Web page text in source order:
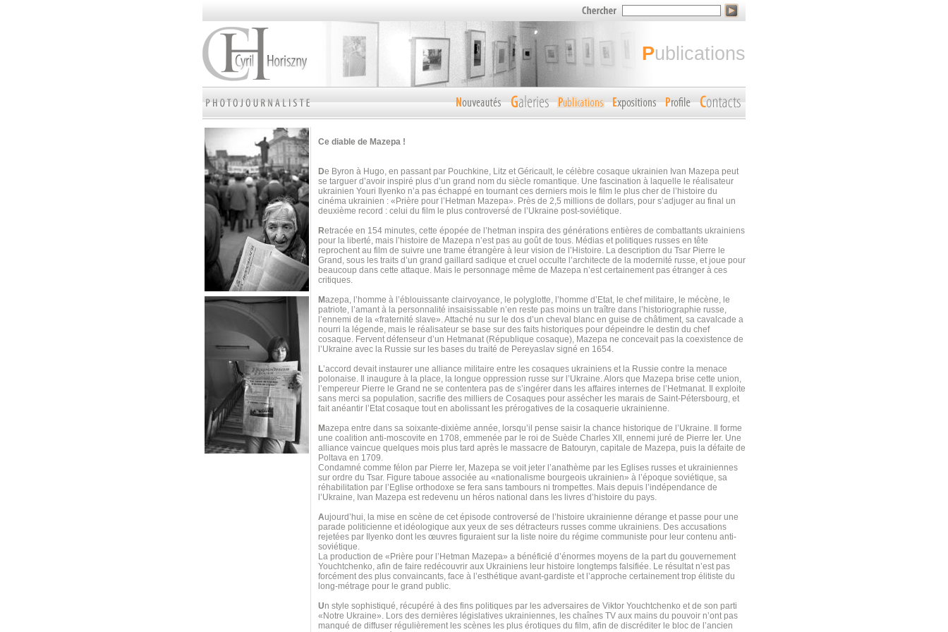
publications
Ce diable de Mazepa !
De Byron à Hugo, en passant par Pouchkine, Litz et Géricault, le célèbre cosaque ukrainien Ivan Mazepa peut
se targuer d’avoir inspiré plus d’un grand nom du siècle romantique. Une fascination à laquelle le réalisateur
ukrainien Youri Ilyenko n’a pas échappé en tournant ces derniers mois le film le plus cher de l’histoire du
cinéma ukrainien : «Prière pour l’Hetman Mazepa». Près de 2,5 millions de dollars, pour s’adjuger au final un
deuxième record : celui du film le plus controversé de l’Ukraine post-soviétique.
Retracée en 154 minutes, cette épopée de l’hetman inspira des générations entières de combattants ukrainiens
pour la liberté, mais l’histoire de Mazepa n’est pas au goût de tous. Médias et politiques russes en tête
reprochent au film de suivre une trame étrangère à leur vision de l’Histoire. La description du Tsar Pierre le
Grand, sous les traits d’un grand gaillard sadique et cruel occulte l’architecte de la modernité russe, et joue pour
beaucoup dans cette attaque. Mais le personnage même de Mazepa n’est certainement pas étranger à ces
critiques.
Mazepa, l’homme à l’éblouissante clairvoyance, le polyglotte, l’homme d’Etat, le chef militaire, le mécène, le
patriote, l’amant à la personnalité insaisissable n’en reste pas moins un traître dans l’historiographie russe,
l’ennemi de la «fraternité slave». Attaché nu sur le dos d’un cheval blanc en guise de châtiment, sa cavalcade a
nourri la légende, mais le réalisateur se base sur des faits historiques pour dépeindre le destin du chef
cosaque. Fervent défenseur d’un Hetmanat (République cosaque), Mazepa ne concevait pas la coexistence de
l’Ukraine avec la Russie sur les bases du traité de Pereyaslav signé en 1654.
L’accord devait instaurer une alliance militaire entre les cosaques ukrainiens et la Russie contre la menace
polonaise. Il inaugure à la place, la longue oppression russe sur l’Ukraine. Alors que Mazepa brise cette union,
l’empereur Pierre le Grand ne se contentera pas de s’ingérer dans les affaires internes de l’Hetmanat. Il exploite
sans merci sa population, sacrifie des milliers de Cosaques pour assécher les marais de Saint-Pétersbourg, et
fait anéantir l’Etat cosaque tout en abolissant les prérogatives de la cosaquerie ukrainienne.
Mazepa entre dans sa soixante-dixième année, lorsqu’il pense saisir la chance historique de l’Ukraine. Il forme
une coalition anti-moscovite en 1708, emmenée par le roi de Suède Charles XII, ennemi juré de Pierre Ier. Une
alliance vaincue quelques mois plus tard après le massacre de Batouryn, capitale de Mazepa, puis la défaite de
Poltava en 1709.
Condamné comme félon par Pierre Ier, Mazepa se voit jeter l’anathème par les Eglises russes et ukrainiennes
sur ordre du Tsar. Figure taboue associée au «nationalisme bourgeois ukrainien» à l’époque soviétique, sa
réhabilitation par l’Eglise orthodoxe se fera sans tambours ni trompettes. Mais depuis l’indépendance de
l’Ukraine, Ivan Mazepa est redevenu un héros national dans les livres d’histoire du pays.
Aujourd’hui, la mise en scène de cet épisode controversé de l’histoire ukrainienne dérange et passe pour une
parade politicienne et idéologique aux yeux de ses détracteurs russes comme ukrainiens. Des accusations
rejetées par Ilyenko dont les œuvres figuraient sur la liste noire du régime communiste pour leur contenu anti-
soviétique.
La production de «Prière pour l’Hetman Mazepa» a bénéficié d’énormes moyens de la part du gouvernement
Youchtchenko, afin de faire redécouvrir aux Ukrainiens leur histoire longtemps falsifiée. Le résultat n’est pas
forcément des plus convaincants, face à l’esthétique avant-gardiste et l’approche certainement trop élitiste du
long-métrage pour le grand public.
Un style sophistiqué, récupéré à des fins politiques par les adversaires de Viktor Youchtchenko et de son parti
«Notre Ukraine». Lors des dernières législatives ukrainiennes, les chaînes TV aux mains du pouvoir n’ont pas
manqué de diffuser régulièrement les scènes les plus érotiques du film, afin de discréditer le bloc de l’ancien